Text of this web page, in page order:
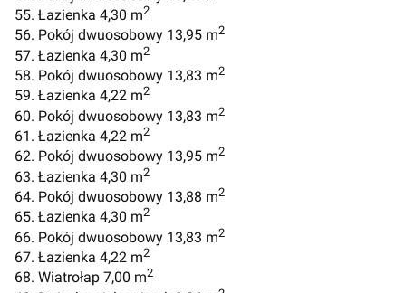
55. Łazienka 4,30 m2
56. Pokój dwuosobowy 13,95 m2
57. Łazienka 4,30 m2
58. Pokój dwuosobowy 13,83 m2
59. Łazienka 4,22 m2
60. Pokój dwuosobowy 13,83 m2
61. Łazienka 4,22 m2
62. Pokój dwuosobowy 13,95 m2
63. Łazienka 4,30 m2
64. Pokój dwuosobowy 13,88 m2
65. Łazienka 4,30 m2
66. Pokój dwuosobowy 13,83 m2
67. Łazienka 4,22 m2
68. Wiatrołap 7,00 m2